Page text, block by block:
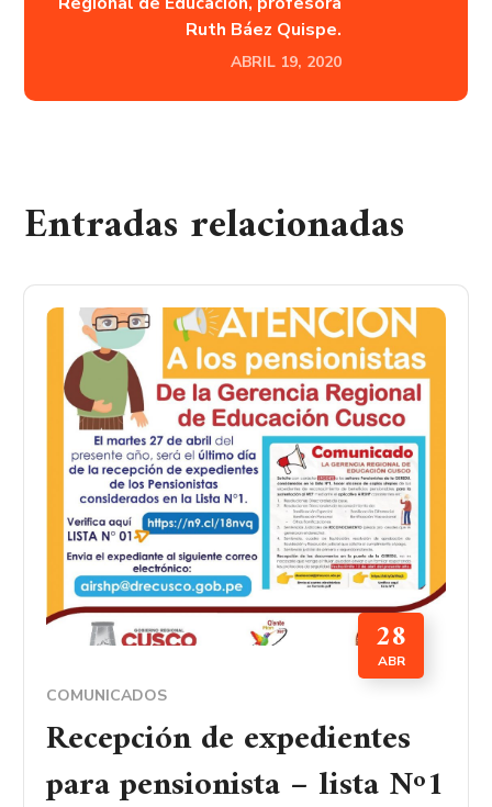
Ruth Báez Quispe.
ABRIL 19, 2020
Entradas relacionadas
28
ABR
COMUNICADOS
Recepción de expedientes
para pensionista – lista Nº1